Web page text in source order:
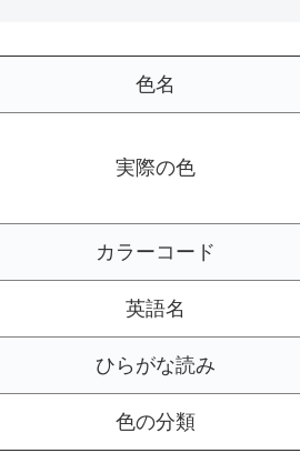
色名
実際の色
カラーコード
英語名
ひらがな読み
色の分類